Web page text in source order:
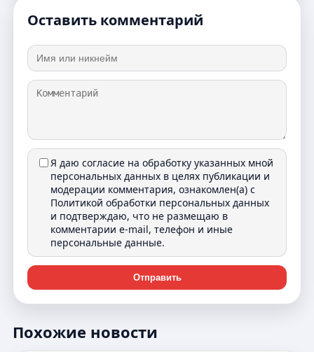
Оставить комментарий
Я даю согласие на обработку указанных мной
персональных данных в целях публикации и
модерации комментария, ознакомлен(а) с
Политикой обработки персональных данных
и подтверждаю, что не размещаю в
комментарии e-mail, телефон и иные
персональные данные.
Отправить
Похожие новости